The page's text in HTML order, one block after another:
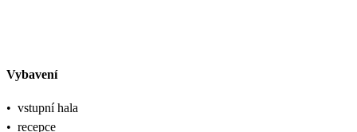
Vybavení
• vstupní hala
• recepce